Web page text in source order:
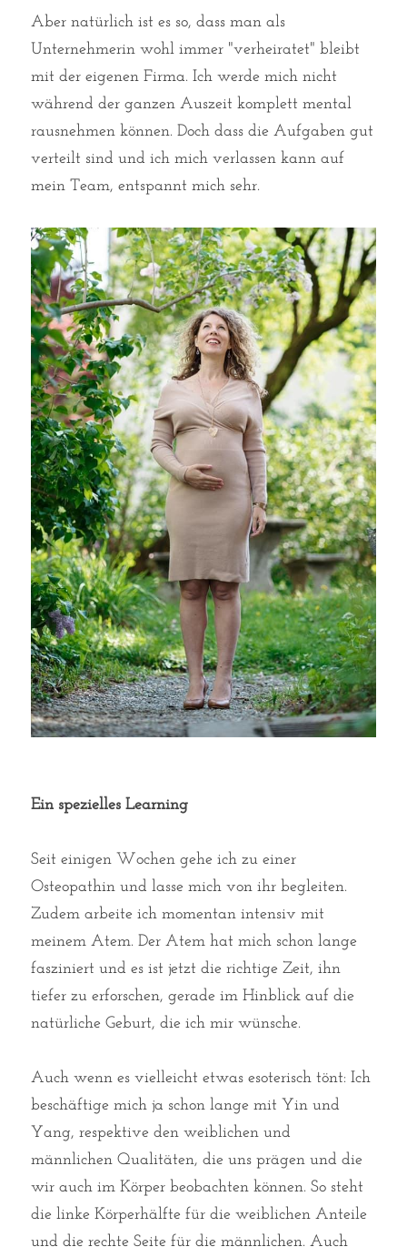
Aber natürlich ist es so, dass man als
Unternehmerin wohl immer "verheiratet" bleibt
mit der eigenen Firma. Ich werde mich nicht
während der ganzen Auszeit komplett mental
rausnehmen können. Doch dass die Aufgaben gut
verteilt sind und ich mich verlassen kann auf
mein Team, entspannt mich sehr.
Ein spezielles Learning
Seit einigen Wochen gehe ich zu einer
Osteopathin und lasse mich von ihr begleiten.
Zudem arbeite ich momentan intensiv mit
meinem Atem. Der Atem hat mich schon lange
fasziniert und es ist jetzt die richtige Zeit, ihn
tiefer zu erforschen, gerade im Hinblick auf die
natürliche Geburt, die ich mir wünsche.
Auch wenn es vielleicht etwas esoterisch tönt: Ich
beschäftige mich ja schon lange mit Yin und
Yang, respektive den weiblichen und
männlichen Qualitäten, die uns prägen und die
wir auch im Körper beobachten können. So steht
die linke Körperhälfte für die weiblichen Anteile
und die rechte Seite für die männlichen. Auch